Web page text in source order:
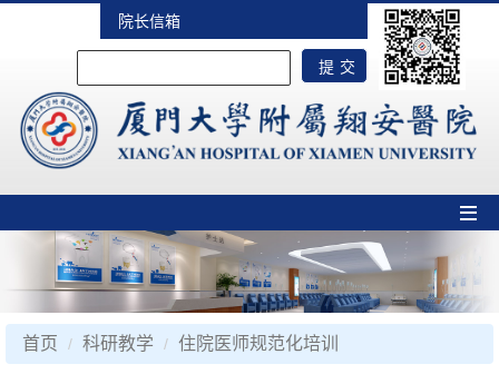
院长信箱
首页 科研教学 住院医师规范化培训